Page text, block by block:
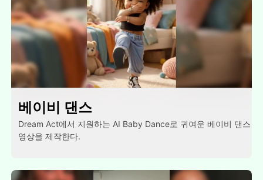
베이비 댄스
Dream Act에서 지원하는 AI Baby Dance로 귀여운 베이비 댄스
영상을 제작한다.